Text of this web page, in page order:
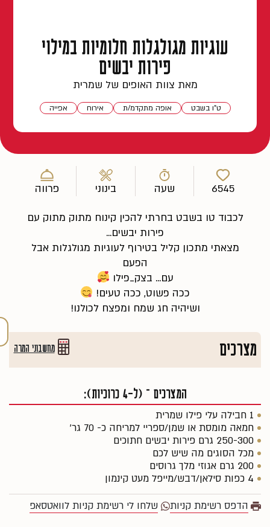
עוגיות מגולגלות חלומיות במילוי
פירות יבשים
מאת צוות האופים של שמרית
ט"ו בשבט אופה מתקדמ/ת אירוח אפייה
6545 שעה בינוני פרווה
לכבוד טו בשבט בחרתי להכין קינוח מתוק מתוק עם
פירות יבשים...
מצאתי מתכון קליל בטירוף לעוגיות מגולגלות אבל
הפעם
עם... בצק_פילו
ככה פשוט, ככה טעים!
ושיהיה חג שמח ומפצח לכולנו!
מצרכים מחשבוני המרה
המצרכים – (ל-4 כרוכיות):
1 חבילה עלי פילו שמרית
חמאה מומסת או שמן/ספריי למריחה כ- 70 גר'
250-300 גרם פירות יבשים חתוכים
מכל הסוגים מה שיש לכם
200 גרם אגוזי מלך גרוסים
4 כפות סילאן/דבש/מייפל מעט קינמון
הדפס רשימת קניות שלחו לי רשימת קניות לוואטסאפ